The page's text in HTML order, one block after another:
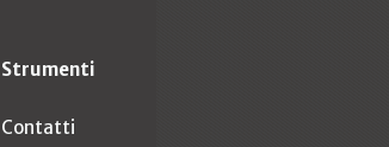
Strumenti
Contatti